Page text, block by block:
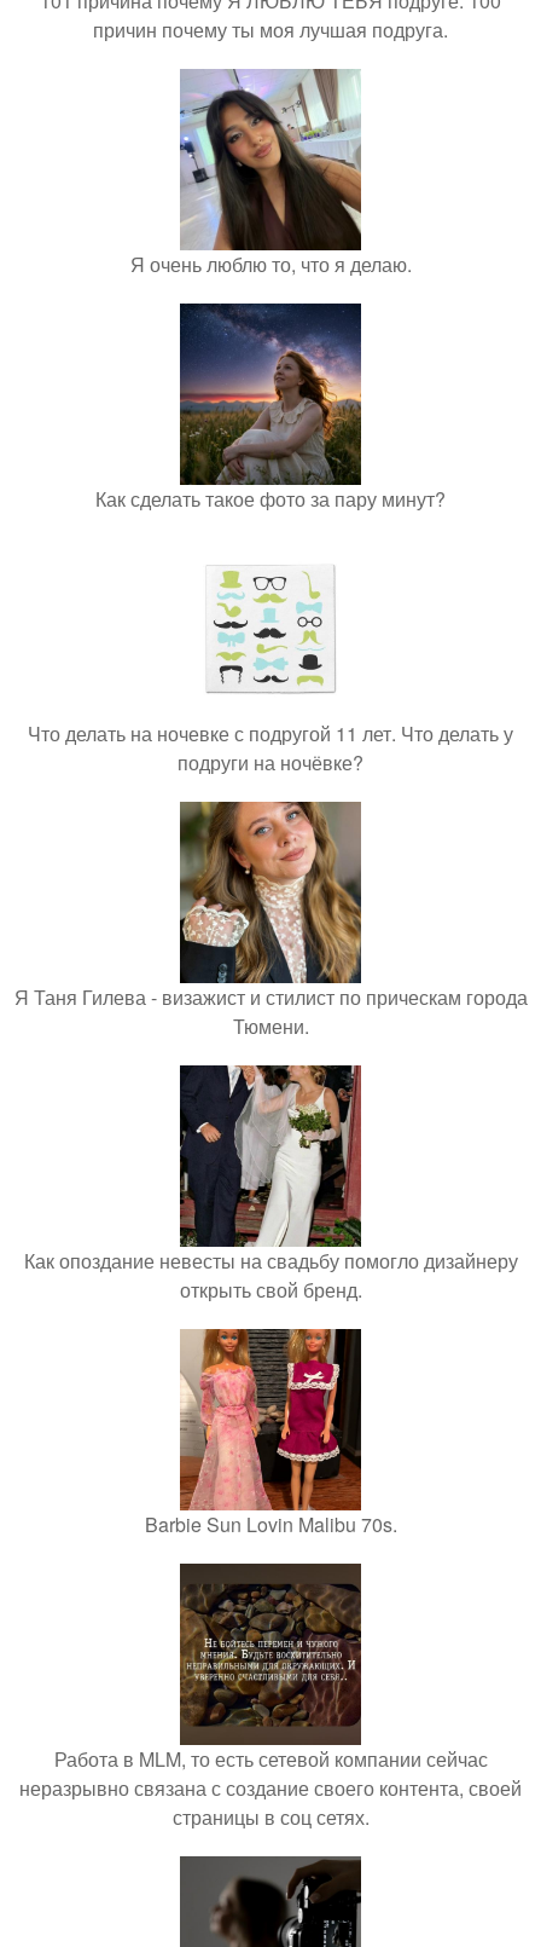
причин почему ты моя лучшая подруга.
Я очень люблю то, что я делаю.
Как сделать такое фото за пару минут?
Что делать на ночевке с подругой 11 лет. Что делать у
подруги на ночёвке?
Я Таня Гилева - визажист и стилист по прическам города
Тюмени.
Как опоздание невесты на свадьбу помогло дизайнеру
открыть свой бренд.
Barbie Sun Lovin Malibu 70s.
Работа в MLM, то есть сетевой компании сейчас
неразрывно связана с создание своего контента, своей
страницы в соц сетях.